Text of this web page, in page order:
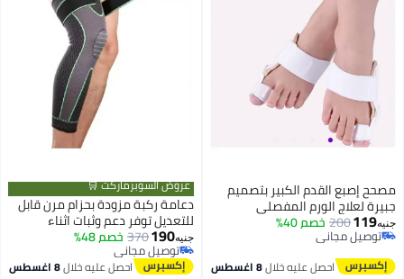
مصحح إصبع القدم الكبير بتصميم
جبيرة لعلاج الورم المفصلي
جنيه119
200 خصم 40%
توصيل مجاني
توصيل مجاني
احصل عليه خلال8 اغسطس
عروض السوبرماركت 🛒
دعامة ركبة مزودة بحزام مرن قابل
للتعديل توفر دعم وثبات اثناء
الرياضة والحركة اليومية مناسبة
للرجال والنساء قطعة واحدة
جنيه190
370 خصم 48%
توصيل مجاني
توصيل مجانياحصل عليه خلال8 اغسطس